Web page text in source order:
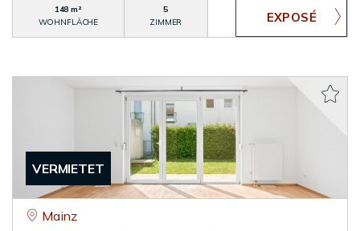
148 m²
WOHNFLÄCHE
5
ZIMMER
VERMIETET
Mainz